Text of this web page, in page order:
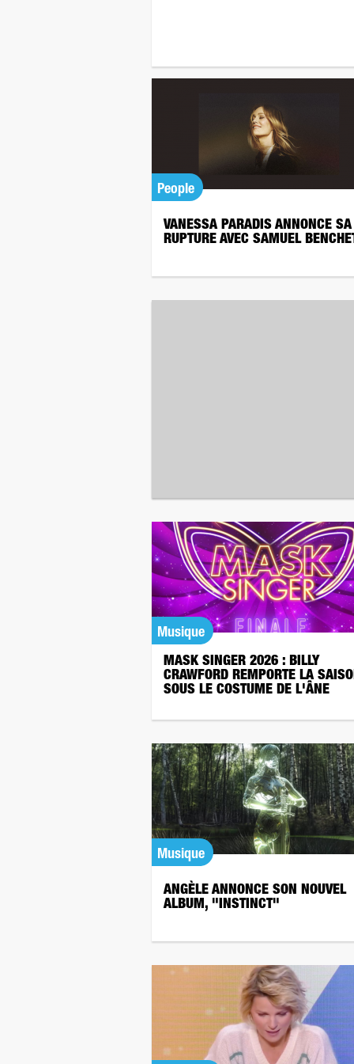
People
VANESSA PARADIS ANNONCE SA
RUPTURE AVEC SAMUEL
Musique
MASK SINGER 2026 : BILLY
CRAWFORD REMPORTE LA
SOUS LE COSTUME DE L'ÂNE
Musique
ANGÈLE ANNONCE SON NOUVEL
ALBUM, "INSTINCT"